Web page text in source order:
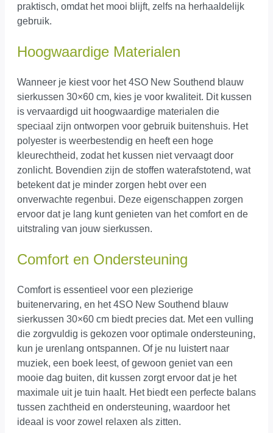
praktisch, omdat het mooi blijft, zelfs na herhaaldelijk
gebruik.
Hoogwaardige Materialen
Wanneer je kiest voor het 4SO New Southend blauw
sierkussen 30×60 cm, kies je voor kwaliteit. Dit kussen
is vervaardigd uit hoogwaardige materialen die
speciaal zijn ontworpen voor gebruik buitenshuis. Het
polyester is weerbestendig en heeft een hoge
kleurechtheid, zodat het kussen niet vervaagt door
zonlicht. Bovendien zijn de stoffen waterafstotend, wat
betekent dat je minder zorgen hebt over een
onverwachte regenbui. Deze eigenschappen zorgen
ervoor dat je lang kunt genieten van het comfort en de
uitstraling van jouw sierkussen.
Comfort en Ondersteuning
Comfort is essentieel voor een plezierige
buitenervaring, en het 4SO New Southend blauw
sierkussen 30×60 cm biedt precies dat. Met een vulling
die zorgvuldig is gekozen voor optimale ondersteuning,
kun je urenlang ontspannen. Of je nu luistert naar
muziek, een boek leest, of gewoon geniet van een
mooie dag buiten, dit kussen zorgt ervoor dat je het
maximale uit je tuin haalt. Het biedt een perfecte balans
tussen zachtheid en ondersteuning, waardoor het
ideaal is voor zowel relaxen als zitten.